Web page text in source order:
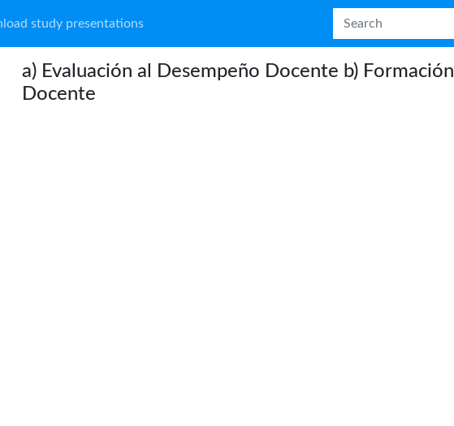
study presentations
a) Evaluación al Desempeño Docente b) Formación
Docente